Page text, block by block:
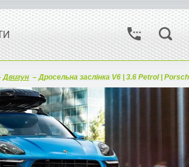
Двигун –Дросельна заслінка V6 | 3.6 Petrol |